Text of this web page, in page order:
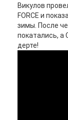
Викулов
FORCE и
зимы. После
покатались, а
дерте!